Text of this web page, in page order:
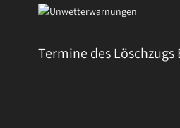
Termine des Löschzugs